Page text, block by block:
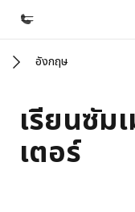
หน้าหลัก
โปรแกรม
ดูโปรแกรมทั้งหมด
อังกฤษ
เรียนซัม
เตอร์